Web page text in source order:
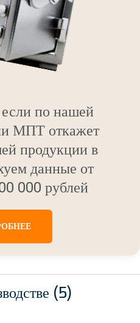
по нашей
МПТ откажет
продукции в
данные от
000 рублей
(5)